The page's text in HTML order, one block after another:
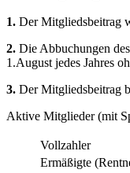
1. Der Mitgliedsbeitrag
2. Die Abbuchungen
1.August jedes Jahres
3. Der Mitgliedsbeitrag
Aktive Mitglieder (mit
Vollzahler
Ermäßigte